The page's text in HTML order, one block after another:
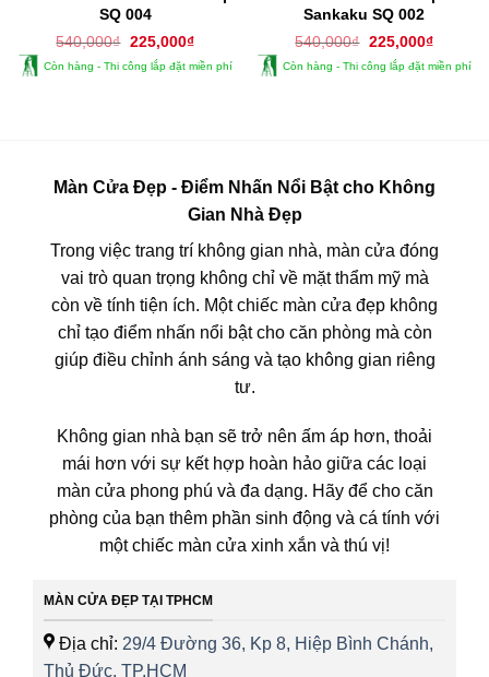
SQ 004
540,000₫ Giá
là:
225,000₫Giá
tại
Còn hàng - Thi công lắp đặt miền phí
Sankaku SQ 002
540,000₫ Giá
là:
225,000₫Giá
tại
Còn hàng - Thi công lắp đặt miền phí
Màn Cửa Đẹp - Điểm Nhấn Nổi Bật cho Không
Gian Nhà Đẹp
Trong việc trang trí không gian nhà, màn cửa đóng
vai trò quan trọng không chỉ về mặt thẩm mỹ mà
còn về tính tiện ích. Một chiếc màn cửa đẹp không
chỉ tạo điểm nhấn nổi bật cho căn phòng mà còn
giúp điều chỉnh ánh sáng và tạo không gian riêng
tư.
Không gian nhà bạn sẽ trở nên ấm áp hơn, thoải
mái hơn với sự kết hợp hoàn hảo giữa các loại
màn cửa phong phú và đa dạng. Hãy để cho căn
phòng của bạn thêm phần sinh động và cá tính với
một chiếc màn cửa xinh xắn và thú vị!
MÀN CỬA ĐẸP TẠI TPHCM
Địa chỉ: 29/4 Đường 36, Kp 8, Hiệp Bình Chánh,
Thủ Đức, TP.HCM